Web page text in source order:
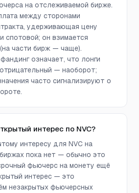
на отслеживаемой бирже.
между сторонами
удерживающая цену
спотовой; он взимается
части бирж — чаще).
означает, что лонги
— наоборот;
часто сигнализируют о
интерес по NVC?
интересу для NVC на
пока нет — обычно это
фьючерс на монету ещё
интерес — это
незакрытых фьючерсных